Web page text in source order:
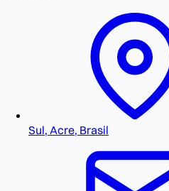
Sul, Acre, Brasil